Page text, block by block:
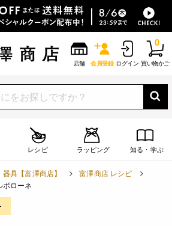
店舗 会員登録 ログイン 買い物かご
0
レシピ ラッピング 知る・学ぶ
具【富澤商店】
富澤商店 レシピ
ボローネ